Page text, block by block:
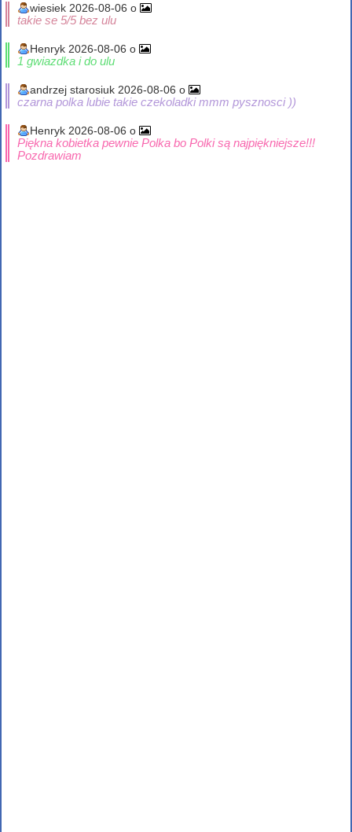
wiesiek 2026-08-06 o
takie se 5/5 bez ulu
Henryk 2026-08-06 o
1 gwiazdka i do ulu
andrzej starosiuk 2026-08-06 o
czarna polka lubie takie czekoladki mmm pysznosci ))
Henryk 2026-08-06 o
Piękna kobietka pewnie Polka bo Polki są najpiękniejsze!!!
Pozdrawiam